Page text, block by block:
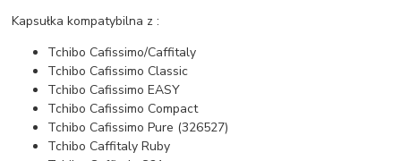
Kapsułka kompatybilna z :
Tchibo Cafissimo/Caffitaly
Tchibo Cafissimo Classic
Tchibo Cafissimo EASY
Tchibo Cafissimo Compact
Tchibo Cafissimo Pure (326527)
Tchibo Caffitaly Ruby